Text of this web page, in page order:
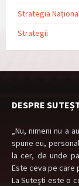
Strategia
Strategii
DESPRE
„Nu, nimeni nu a
spune eu,
la cer, de unde
Este ceva pe care
La Suteşti este o